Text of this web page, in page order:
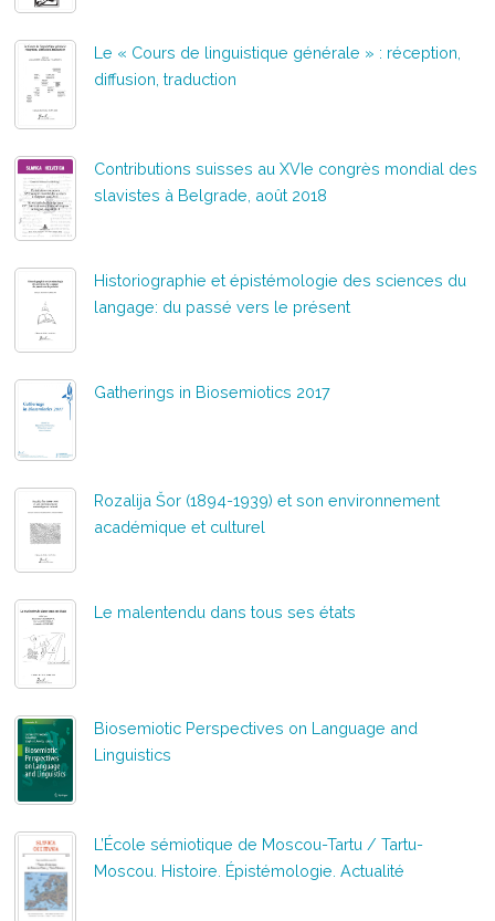
Le « Cours de linguistique générale » : réception,
diffusion, traduction
Contributions suisses au XVIe congrès mondial des
slavistes à Belgrade, août 2018
Historiographie et épistémologie des sciences du
langage: du passé vers le présent
Gatherings in Biosemiotics 2017
Rozalija Šor (1894-1939) et son environnement
académique et culturel
Le malentendu dans tous ses états
Biosemiotic Perspectives on Language and
Linguistics
L’École sémiotique de Moscou-Tartu / Tartu-
Moscou. Histoire. Épistémologie. Actualité